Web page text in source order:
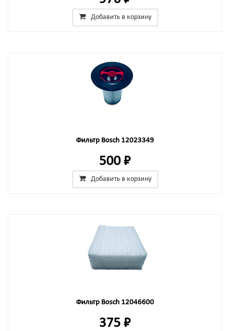
Добавить в корзину
Фильтр Bosch 12023349
500 ₽
Добавить в корзину
Фильтр Bosch 12046600
375 ₽